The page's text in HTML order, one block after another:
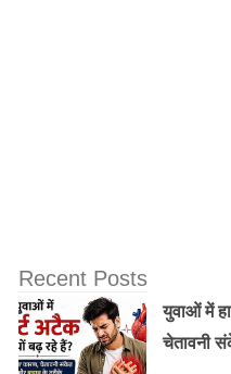
अंधेरे में मोबाइल और टैबलेट का
इससे मोबाइल की लाइट
Recent Posts
युवाओं में
चेतावनी